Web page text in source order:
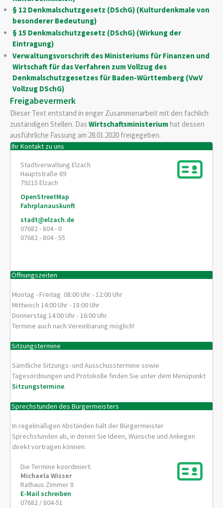
§ 12 Denkmalschutzgesetz (DSchG) (Kulturdenkmale von
besonderer Bedeutung)
§ 15 Denkmalschutzgesetz (DSchG) (Wirkung der
Eintragung)
Verwaltungsvorschrift des Ministeriums für Finanzen und
Wirtschaft für das Verfahren zum Vollzug des
Denkmalschutzgesetzes für Baden-Württemberg (VwV
Vollzug DSchG)
Freigabevermerk
Dieser Text entstand in enger Zusammenarbeit mit den fachlich
zuständigen Stellen. Das Wirtschaftsministeriumhat dessen
ausführliche Fassung am 28.01.2020 freigegeben.
Ihr Kontakt zu uns
Stadtverwaltung Elzach
Hauptstraße 69
79215 Elzach
OpenStreetMap
Fahrplanauskunft
stadt@elzach.de
07682 - 804 - 0
07682 - 804 - 55
Öffnungszeiten
Montag - Freitag 08:00 Uhr - 12:00 Uhr
Mittwoch 14:00 Uhr - 18:00 Uhr
Donnerstag 14:00 Uhr - 16:00 Uhr
Termine auch nach Vereinbarung möglich!
Sitzungstermine
Sämtliche Sitzungs- und Ausschusstermine sowie
Tagesordnungen und Protokolle finden Sie unter dem Menüpunkt
Sitzungstermine.
Sprechstunden des Bürgermeisters
In regelmäßigen Abständen hält der Bürgermeister
Sprechstunden ab, in denen Sie Ideen, Wünsche und Anliegen
direkt vortragen können.
Die Termine koordiniert:
Michaela Wisser
Rathaus Zimmer 8
E-Mail schreiben
07682 / 804-51